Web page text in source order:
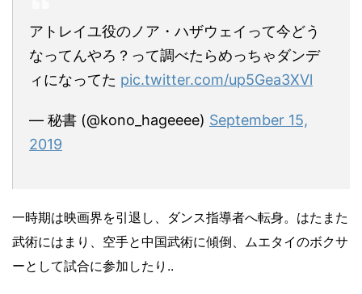
アトレイユ役のノア・ハザウェイって今どう
なってんやろ？って調べたらめっちゃダンデ
ィになってた pic.twitter.com/up5Gea3XVl
— 秘書 (@kono_hageeee) September 15,
2019
一時期は映画界を引退し、ダンス指導者へ転身。 はたまた
武術にはまり、空手と中国武術に傾倒、ムエタイのボクサ
ーとして試合に参加したり..